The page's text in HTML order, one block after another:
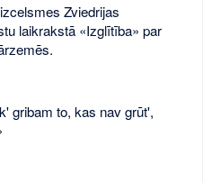
Zviedrijas
laikrakstā «Izglītība» par
gribam to, kas nav grūt',